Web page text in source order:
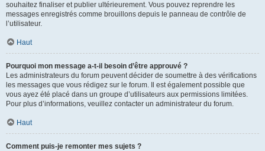
souhaitez finaliser et publier ultérieurement. Vous pouvez reprendre les
messages enregistrés comme brouillons depuis le panneau de contrôle de
l’utilisateur.
Haut
Pourquoi mon message a-t-il besoin d’être approuvé ?
Les administrateurs du forum peuvent décider de soumettre à des vérifications
les messages que vous rédigez sur le forum. Il est également possible que
vous ayez été placé dans un groupe d’utilisateurs aux permissions limitées.
Pour plus d’informations, veuillez contacter un administrateur du forum.
Haut
Comment puis-je remonter mes sujets ?